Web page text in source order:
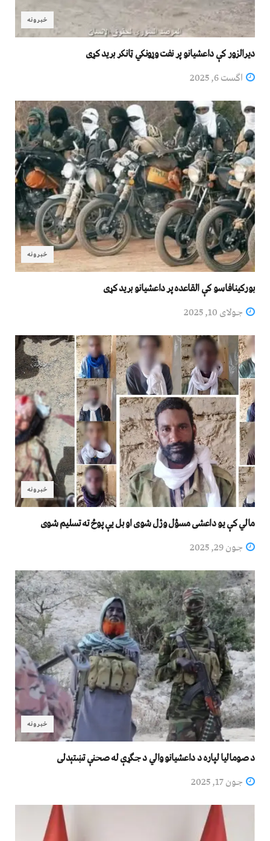
خبرونه
دیرالزور کې داعشیانو پر نفت وړونکي ټانکر برید کړی
اگست 6, 2025
خبرونه
بورکینافاسو کې القاعده پر داعشیانو برید کړی
جولای 10, 2025
خبرونه
مالي کې یو داعشی مسؤل وژل شوی او بل یې پوځ ته تسلیم شوی
جون 29, 2025
خبرونه
د صومالیا لپاره د داعشیانو والي د جګړې له صحنې تښتېدلی
جون 17, 2025